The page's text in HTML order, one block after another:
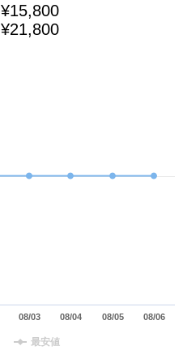
¥15,800
¥21,800
最安値
08/03 08/04 08/05 08/06